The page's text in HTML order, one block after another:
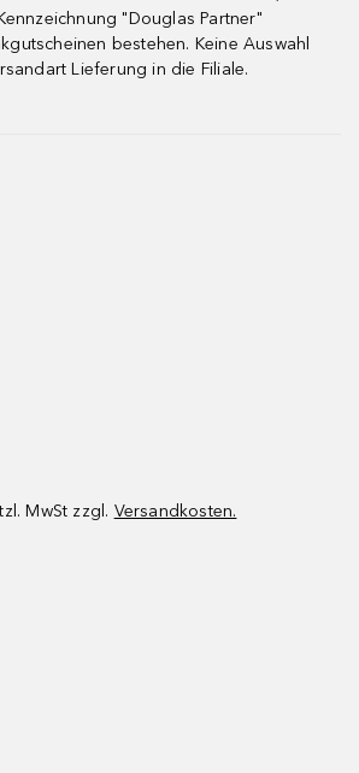
"Douglas Partner"
bestehen. Keine Auswahl
Lieferung in die Filiale.
MwSt zzgl. Versandkosten.